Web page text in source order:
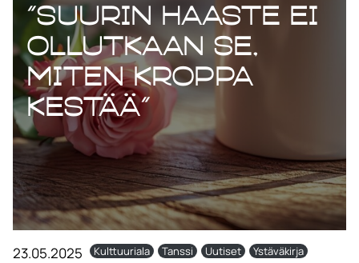
”Suurin haaste ei
ollutkaan se,
miten kroppa
kestää”
23.05.2025 Kulttuuriala Tanssi Uutiset Ystäväkirja